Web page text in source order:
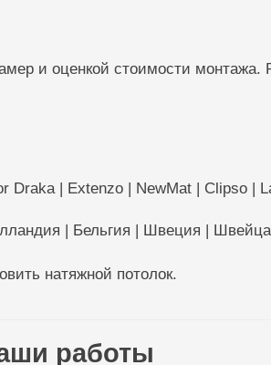
и оценкой стоимости монтажа.
| Extenzo | NewMat | Clipso |
| Бельгия | Швеция |
натяжной потолок.
работы